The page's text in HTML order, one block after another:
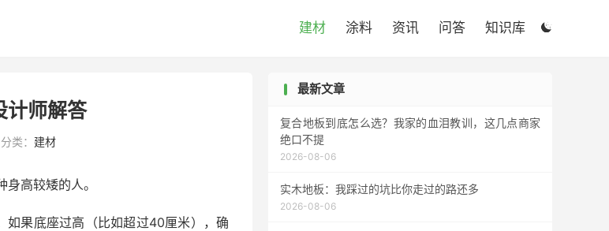

建材 涂料 资讯 问答 知识库
计师解答
分类： 建材
高较矮的人。
如果底座过高（比如超过40厘米），确
最新文章
复合地板到底怎么选？我家的血泪教训，这几点商家
绝口不提
2026-08-06
实木地板：我踩过的坑比你走过的路还多
2026-08-06